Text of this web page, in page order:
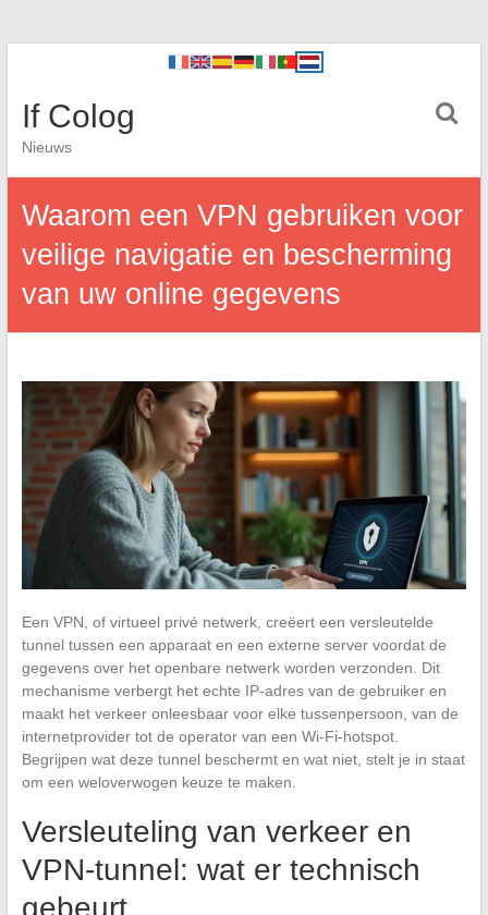
If Colog
Nieuws
Waarom een VPN gebruiken voor
veilige navigatie en bescherming
van uw online gegevens
Een VPN, of virtueel privé netwerk, creëert een versleutelde
tunnel tussen een apparaat en een externe server voordat de
gegevens over het openbare netwerk worden verzonden. Dit
mechanisme verbergt het echte IP-adres van de gebruiker en
maakt het verkeer onleesbaar voor elke tussenpersoon, van de
internetprovider tot de operator van een Wi-Fi-hotspot.
Begrijpen wat deze tunnel beschermt en wat niet, stelt je in staat
om een weloverwogen keuze te maken.
Versleuteling van verkeer en
VPN-tunnel: wat er technisch
gebeurt